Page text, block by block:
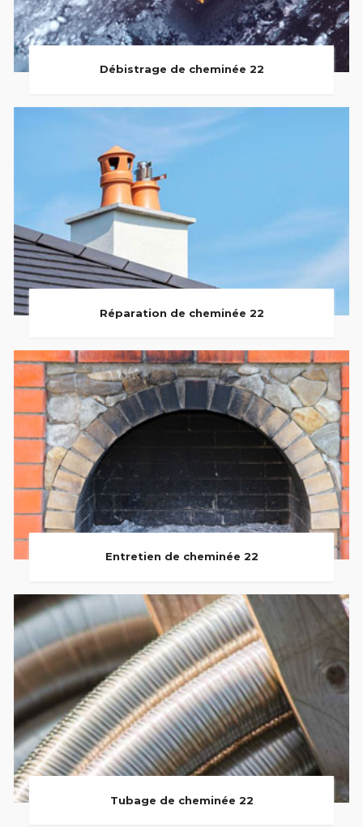
Débistrage de cheminée 22
Réparation de cheminée 22
Entretien de cheminée 22
Tubage de cheminée 22